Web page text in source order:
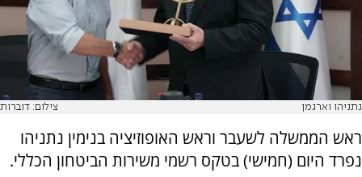
נתניהו וארגמן צילום: דוברות
ראש הממשלה לשעבר וראש האופוזיציה בנימין נתניהו
נפרד היום (חמישי) בטקס רשמי משירות הביטחון הכללי.